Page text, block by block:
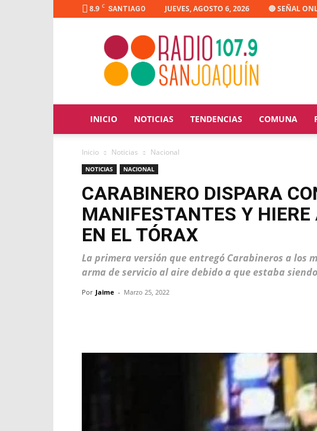
8.9 C SANTIAGO JUEVES, AGOSTO 6, 2026 🔴 SEÑAL
Radio
Joaquín
INICIO NOTICIAS TENDENCIAS COMUNA
Inicio Noticias Nacional
NOTICIAS NACIONAL
CARABINERO DISPARA
MANIFESTANTES Y
EN EL TÓRAX
La primera versión que entregó Carabineros a los
arma de servicio al aire debido a que estaba
Por Jaime - Marzo 25, 2022